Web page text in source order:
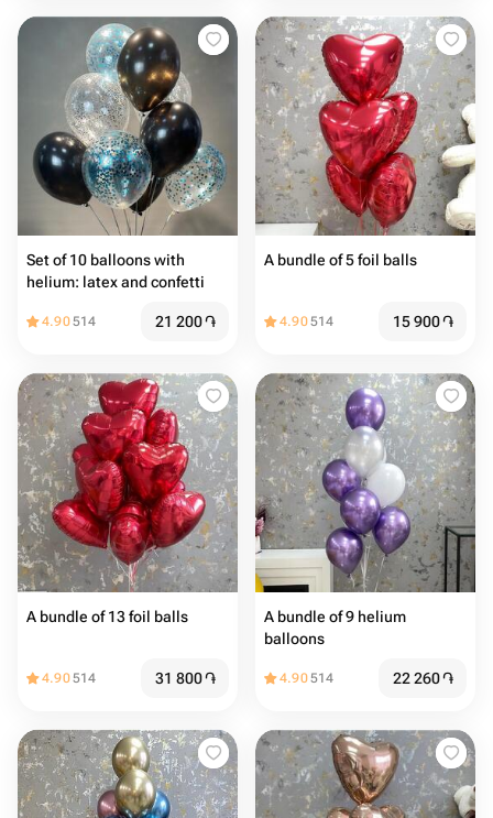
Set of 10 balloons with
helium: latex and confetti
4.90514 21 200֏
A bundle of 5 foil balls
4.90514 15 900֏
A bundle of 13 foil balls
4.90514 31 800֏
A bundle of 9 helium
balloons
4.90514 22 260֏